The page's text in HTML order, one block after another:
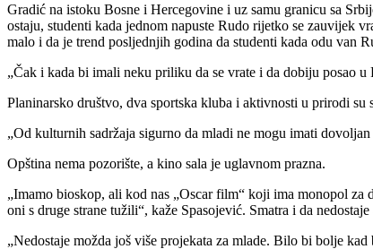
Gradić na istoku Bosne i Hercegovine i uz samu granicu sa
ostaju, studenti kada jednom napuste Rudo rijetko se zauvijek
malo i da je trend posljednjih godina da studenti kada odu van
„Čak i kada bi imali neku priliku da se vrate i da dobiju posao
Planinarsko društvo, dva sportska kluba i aktivnosti u prirodi
„Od kulturnih sadržaja sigurno da mladi ne mogu imati
Opština nema pozorište, a kino sala je uglavnom prazna.
„Imamo bioskop, ali kod nas „Oscar film“ koji ima monopol
oni s druge strane tužili“, kaže Spasojević. Smatra i da
„Nedostaje možda još više projekata za mlade. Bilo bi bolje